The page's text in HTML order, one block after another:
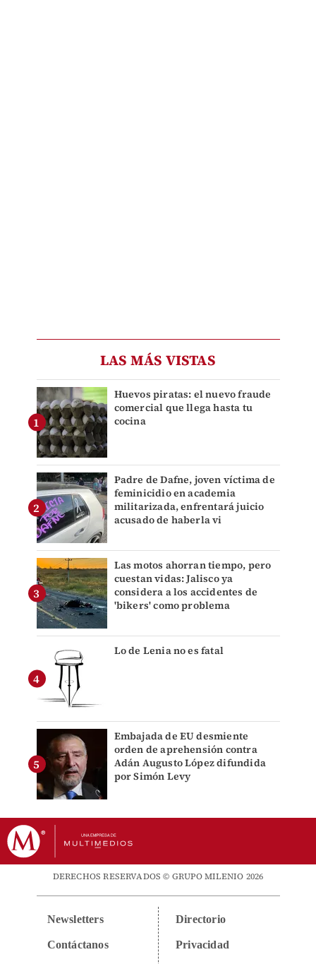
LAS MÁS VISTAS
Huevos piratas: el nuevo fraude
comercial que llega hasta tu
cocina
Padre de Dafne, joven víctima de
feminicidio en academia
militarizada, enfrentará juicio
acusado de haberla vi
Las motos ahorran tiempo, pero
cuestan vidas: Jalisco ya
considera a los accidentes de
'bikers' como problema
Lo de Lenia no es fatal
Embajada de EU desmiente
orden de aprehensión contra
Adán Augusto López difundida
por Simón Levy
DERECHOS RESERVADOS © GRUPO MILENIO 2026
Newsletters
Contáctanos
Directorio
Privacidad